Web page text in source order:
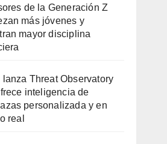
de la Generación Z
más jóvenes y
mayor disciplina
lanza Threat Observatory
inteligencia de
personalizada y en
real